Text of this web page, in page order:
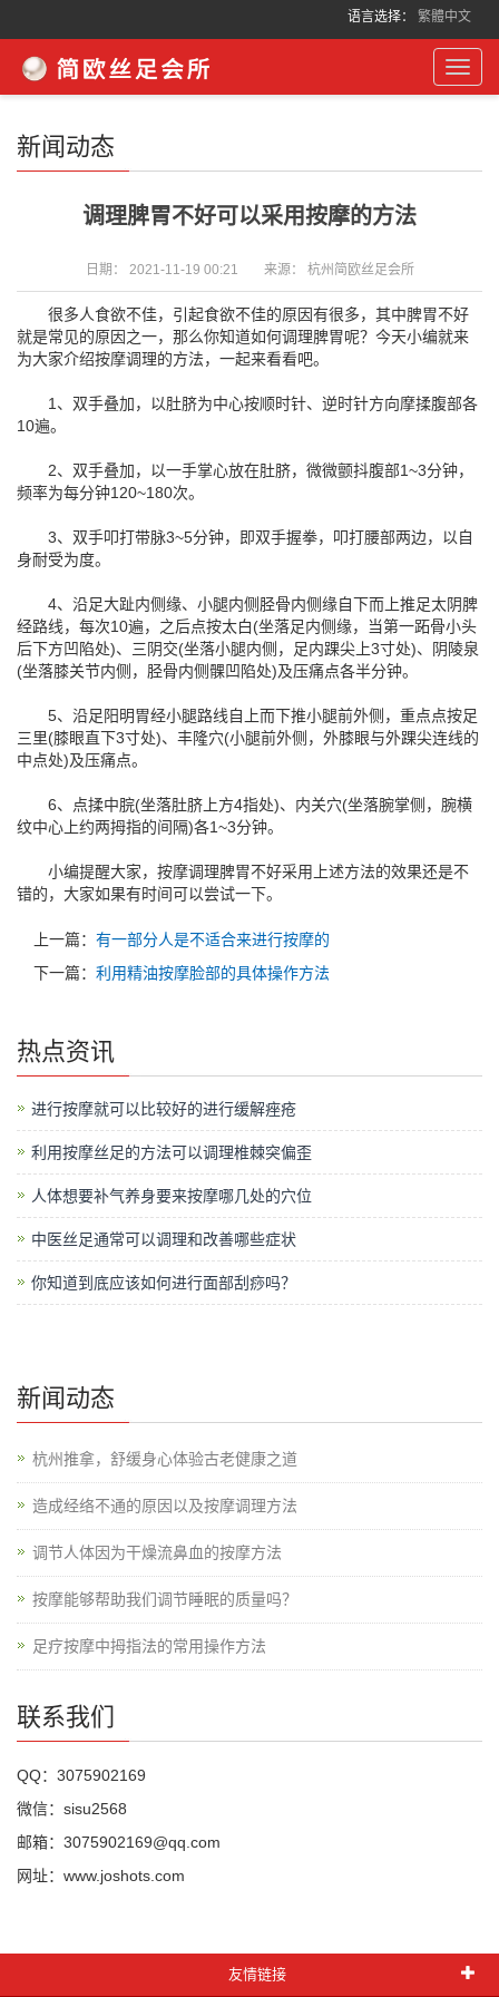
语言选择： 繁體中文
新闻动态
调理脾胃不好可以采用按摩的方法
日期： 2021-11-19 00:21 来源： 杭州简欧丝足会所
很多人食欲不佳，引起食欲不佳的原因有很多，其中脾胃不好
就是常见的原因之一，那么你知道如何调理脾胃呢？今天小编就来
为大家介绍按摩调理的方法，一起来看看吧。
1、双手叠加，以肚脐为中心按顺时针、逆时针方向摩揉腹部各
10遍。
2、双手叠加，以一手掌心放在肚脐，微微颤抖腹部1~3分钟，
频率为每分钟120~180次。
3、双手叩打带脉3~5分钟，即双手握拳，叩打腰部两边，以自
身耐受为度。
4、沿足大趾内侧缘、小腿内侧胫骨内侧缘自下而上推足太阴脾
经路线，每次10遍，之后点按太白(坐落足内侧缘，当第一跖骨小头
后下方凹陷处)、三阴交(坐落小腿内侧，足内踝尖上3寸处)、阴陵泉
(坐落膝关节内侧，胫骨内侧髁凹陷处)及压痛点各半分钟。
5、沿足阳明胃经小腿路线自上而下推小腿前外侧，重点点按足
三里(膝眼直下3寸处)、丰隆穴(小腿前外侧，外膝眼与外踝尖连线的
中点处)及压痛点。
6、点揉中脘(坐落肚脐上方4指处)、内关穴(坐落腕掌侧，腕横
纹中心上约两拇指的间隔)各1~3分钟。
小编提醒大家，按摩调理脾胃不好采用上述方法的效果还是不
错的，大家如果有时间可以尝试一下。
上一篇： 有一部分人是不适合来进行按摩的
下一篇： 利用精油按摩脸部的具体操作方法
热点资讯
进行按摩就可以比较好的进行缓解痤疮
利用按摩丝足的方法可以调理椎棘突偏歪
人体想要补气养身要来按摩哪几处的穴位
中医丝足通常可以调理和改善哪些症状
你知道到底应该如何进行面部刮痧吗？
新闻动态
杭州推拿，舒缓身心体验古老健康之道
造成经络不通的原因以及按摩调理方法
调节人体因为干燥流鼻血的按摩方法
按摩能够帮助我们调节睡眠的质量吗？
足疗按摩中拇指法的常用操作方法
联系我们
QQ：3075902169
微信：sisu2568
邮箱：3075902169@qq.com
网址：www.joshots.com
友情链接